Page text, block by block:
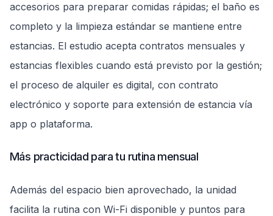
accesorios para preparar comidas rápidas; el baño es
completo y la limpieza estándar se mantiene entre
estancias. El estudio acepta contratos mensuales y
estancias flexibles cuando está previsto por la gestión;
el proceso de alquiler es digital, con contrato
electrónico y soporte para extensión de estancia vía
app o plataforma.
Más practicidad para tu rutina mensual
Además del espacio bien aprovechado, la unidad
facilita la rutina con Wi-Fi disponible y puntos para